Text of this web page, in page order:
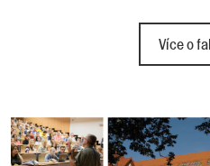
Více o